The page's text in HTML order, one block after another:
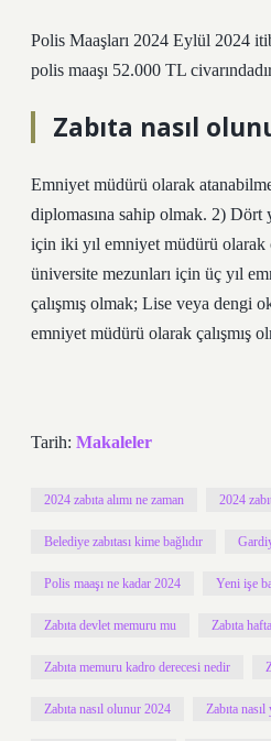
Polis Maaşları 2024 Eylül 2024
polis maaşı 52.000 TL
Zabıta nasıl
Emniyet müdürü olarak
diplomasına sahip olmak. 2) Dört
için iki yıl emniyet müdürü olarak
üniversite mezunları için üç yıl
çalışmış olmak; Lise veya dengi
emniyet müdürü olarak çalışmış
Tarih: Makaleler
2024 zabıta alımı ne zaman 2024
Belediye zabıtası kime bağlıdır
Polis maaşı ne kadar 2024 Yeni işe
Zabıta devlet memuru mu Zabıta
Zabıta memuru kadro derecesi nedir
Zabıta nasıl olunur 2024 Zabıta